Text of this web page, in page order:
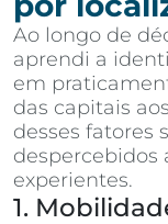
Ao longo de
aprendi a
em
das capitais
desses fatores
despercebidos
experientes.
1.